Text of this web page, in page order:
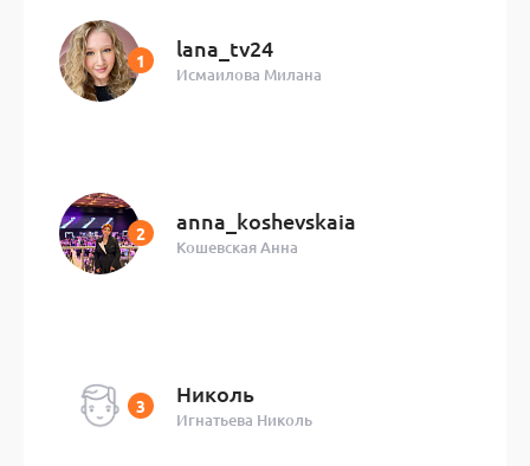
lana_tv24
Исмаилова Милана
anna_koshevskaia
Кошевская Анна
Николь
Игнатьева Николь